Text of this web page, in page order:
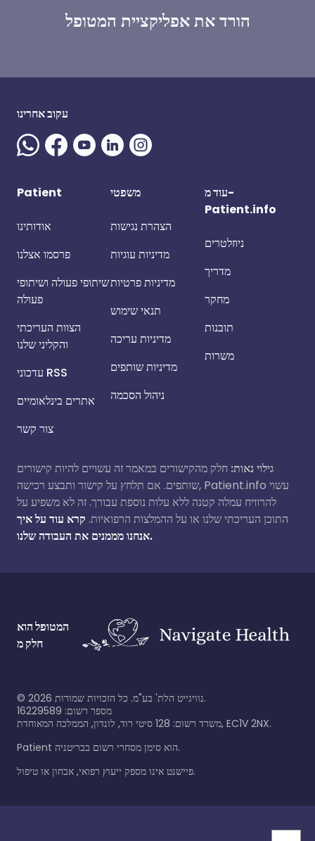
הורד את אפליקציית המטופל
עקוב אחרינו
Patient
אודותינו
פרסמו אצלנו
שיתופי פעולה ושיתופי
פעולה
הצוות העריכתי
והקליני שלנו
עדכוני RSS
אתרים בינלאומיים
צור קשר
משפטי
הצהרת נגישות
מדיניות עוגיות
מדיניות פרטיות
תנאי שימוש
מדיניות עריכה
מדיניות שותפים
ניהול הסכמה
עוד מ-
Patient.info
ניוזלטרים
מדריך
מחקר
תובנות
משרות
גילוי נאות: חלק מהקישורים במאמר זה עשויים להיות קישורים
שותפים. אם תלחץ על קישור ותבצע רכישה, Patient.info עשוי
להרוויח עמלה קטנה ללא עלות נוספת עבורך. זה לא משפיע על
התוכן העריכתי שלנו או על ההמלצות הרפואיות. קרא עוד על איך
אנחנו מממנים את העבודה שלנו.
המטופל הוא
חלק מ
© 2026
נוויגייט הלת' בע"מ. כל הזכויות שמורות.
מספר רשום: 16229589
משרד רשום: 128 סיטי רוד, לונדון, הממלכה המאוחדת, EC1V 2NX.
Patient הוא סימן מסחרי רשום בבריטניה.
פיישנט אינו מספק ייעוץ רפואי, אבחון או טיפול.